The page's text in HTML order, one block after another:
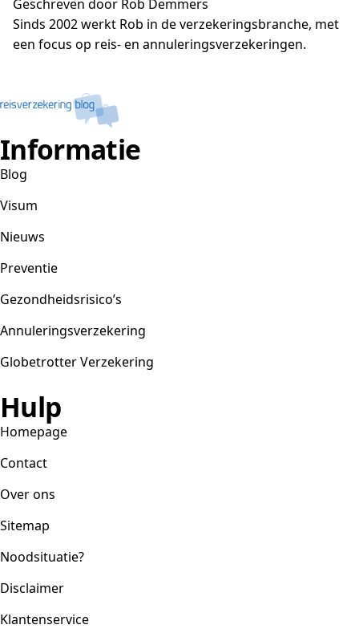
Geschreven door Rob Demmers
Sinds 2002 werkt Rob in de verzekeringsbranche, met
een focus op reis- en annuleringsverzekeringen.
Informatie
Blog
Visum
Nieuws
Preventie
Gezondheidsrisico’s
Annuleringsverzekering
Globetrotter Verzekering
Hulp
Homepage
Contact
Over ons
Sitemap
Noodsituatie?
Disclaimer
Klantenservice